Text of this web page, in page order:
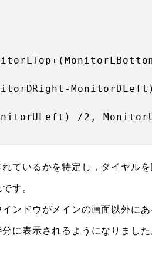
/2,
ているかを特定し，ダイヤル
す。
ンドウがメインの画面以外に
に表示されるようになりました